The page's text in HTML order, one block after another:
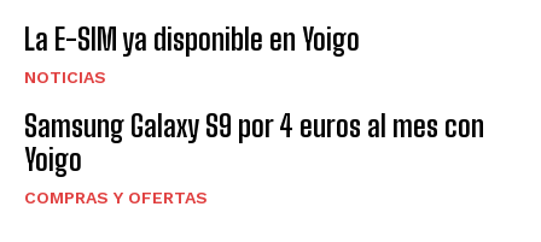
La E-SIM ya disponible en Yoigo
NOTICIAS
Samsung Galaxy S9 por 4 euros al mes con
Yoigo
COMPRAS Y OFERTAS